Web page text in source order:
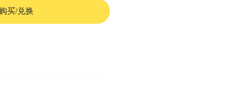
买/兑换